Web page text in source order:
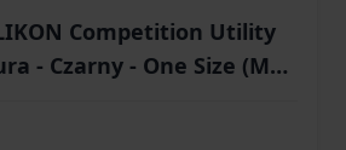
Competition Utility
- Czarny - One Size (MO-